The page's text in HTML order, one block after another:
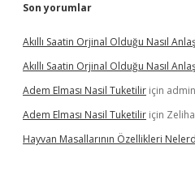
Son yorumlar
Akıllı Saatin Orjinal Olduğu Nasıl
Akıllı Saatin Orjinal Olduğu Nasıl
Adem Elması Nasil Tuketilir için admin
Adem Elması Nasil Tuketilir için Zeliha
Hayvan Masallarının Özellikleri